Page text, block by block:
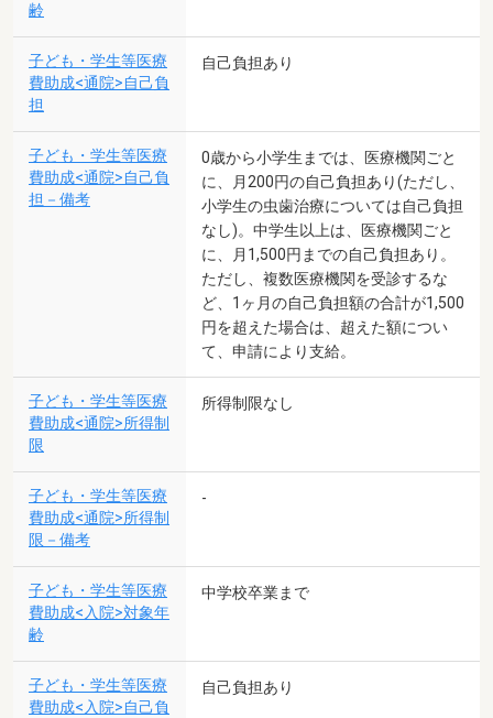
齢
子ども・学生等医療
費助成<通院>自己負
担
自己負担あり
子ども・学生等医療
費助成<通院>自己負
担－備考
0歳から小学生までは、医療機関ごと
に、月200円の自己負担あり(ただし、
小学生の虫歯治療については自己負担
なし)。中学生以上は、医療機関ごと
に、月1,500円までの自己負担あり。
ただし、複数医療機関を受診するな
ど、1ヶ月の自己負担額の合計が1,500
円を超えた場合は、超えた額につい
て、申請により支給。
子ども・学生等医療
費助成<通院>所得制
限
所得制限なし
子ども・学生等医療
費助成<通院>所得制
限－備考
-
子ども・学生等医療
費助成<入院>対象年
齢
中学校卒業まで
子ども・学生等医療
費助成<入院>自己負
自己負担あり